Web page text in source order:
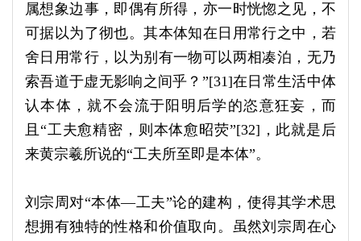
属想象边事，即偶有所得，亦一时恍惚之见，不
可据以为了彻也。其本体知在日用常行之中，若
舍日用常行，以为别有一物可以两相凑泊，无乃
索吾道于虚无影响之间乎？”[31]在日常生活中体
认本体，就不会流于阳明后学的恣意狂妄，而
且“工夫愈精密，则本体愈昭荧”[32]，此就是后
来黄宗羲所说的“工夫所至即是本体”。
刘宗周对“本体—工夫”论的建构，使得其学术思
想拥有独特的性格和价值取向。虽然刘宗周在心